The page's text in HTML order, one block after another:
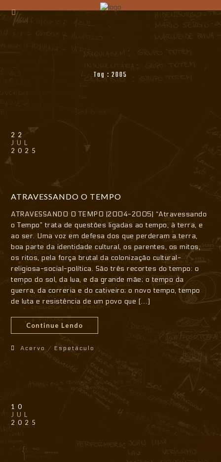
Tag : 2005
22
JUL
2025
ATRAVESSANDO O TEMPO
ATRAVESSANDO O TEMPO (2004-2005) “Atravessando
o Tempo” trata de questões ligadas ao tempo, à terra, e
ao ser. Uma voz em defesa dos que perderam a terra,
boa parte da identidade cultural, os parentes, os mitos,
os ritos, pela força brutal da colonização cultural-
religiosa-social-política. São três recortes do tempo: o
tempo do sol, da lua, e da grande mãe; o tempo da
guerra, da correria e do cativeiro; o novo tempo, tempo
de luta e resistência de um povo que […]
Continue Lendo
Acervo / Espetáculo
10
JUL
2025